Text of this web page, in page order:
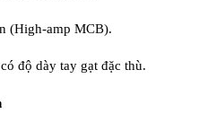
(High-amp MCB).
độ dày tay gạt đặc thù.